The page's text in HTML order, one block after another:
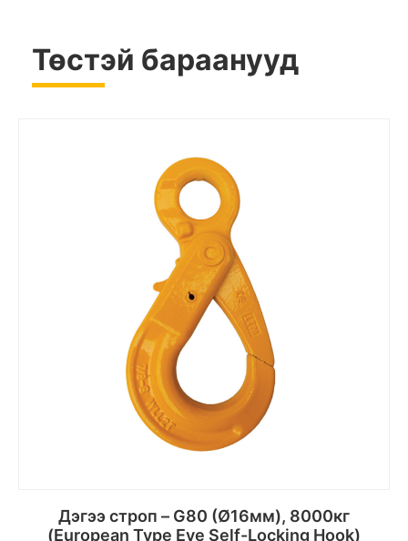
Төстэй бараанууд
Дэгээ строп – G80 (Ø16мм), 8000кг
(European Type Eye Self-Locking Hook)